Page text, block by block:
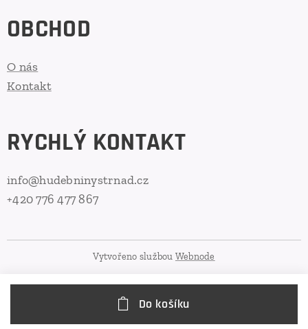
Do košíku
OBCHOD
O nás
Kontakt
RYCHLÝ KONTAKT
info@hudebninystrnad.cz
+420 776 477 867
Vytvořeno službou Webnode